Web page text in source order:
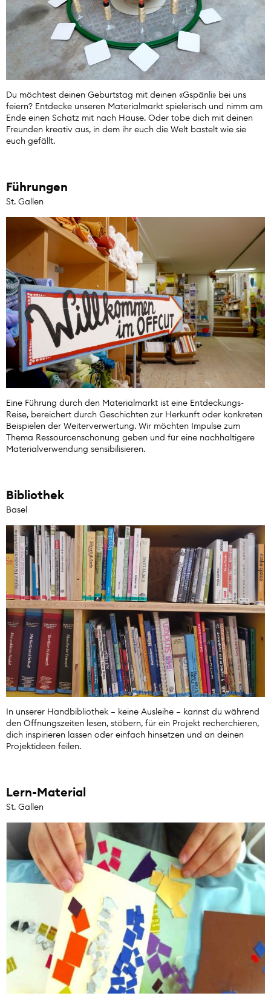
Du möchtest deinen Geburtstag mit deinen «Gspänli» bei uns
feiern? Entdecke unseren Materialmarkt spielerisch und nimm am
Ende einen Schatz mit nach Hause. Oder tobe dich mit deinen
Freunden kreativ aus, in dem ihr euch die Welt bastelt wie sie
euch gefällt.
Führungen
St. Gallen
Eine Führung durch den Materialmarkt ist eine Entdeckungs-
Reise, bereichert durch Geschichten zur Herkunft oder konkreten
Beispielen der Weiterverwertung. Wir möchten Impulse zum
Thema Ressourcenschonung geben und für eine nachhaltigere
Materialverwendung sensibilisieren.
Bibliothek
Basel
In unserer Handbibliothek – keine Ausleihe – kannst du während
den Öffnungszeiten lesen, stöbern, für ein Projekt recherchieren,
dich inspirieren lassen oder einfach hinsetzen und an deinen
Projektideen feilen.
Lern-Material
St. Gallen